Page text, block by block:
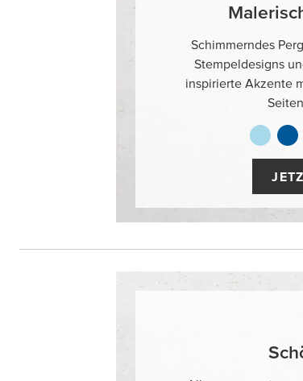
Schimmerndes
Stempeldesigns
inspirierte Akzente